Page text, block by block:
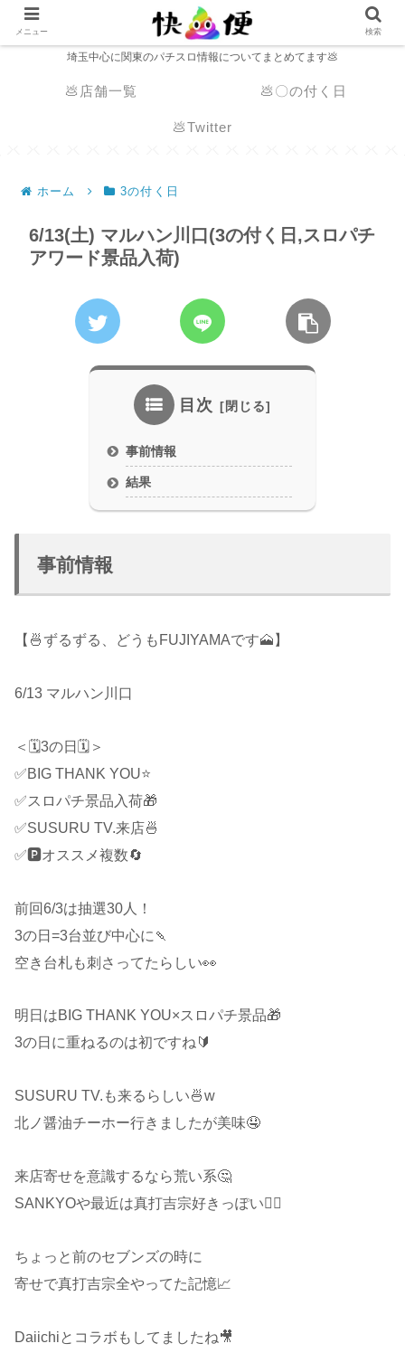
埼玉中心に関東のパチスロ情報についてまとめてます💩
💩店舗一覧 💩〇の付く日
💩Twitter
ホーム 3の付く日
6/13(土) マルハン川口(3の付く日,スロパチ
アワード景品入荷)
目次
事前情報
結果
事前情報
【🍜ずるずる、どうもFUJIYAMAです🗻】
6/13 マルハン川口
＜🗓3の日🗓＞
✅BIG THANK YOU⭐️
✅スロパチ景品入荷🎁
✅SUSURU TV.来店🍜
✅🅿️オススメ複数🔄
前回6/3は抽選30人！
3の日=3台並び中心に🍡
空き台札も刺さってたらしい👀
明日はBIG THANK YOU×スロパチ景品🎁
3の日に重ねるのは初ですね🔰
SUSURU TV.も来るらしい🍜w
北ノ醤油チーホー行きましたが美味🤤
来店寄せを意識するなら荒い系🤔
SANKYOや最近は真打吉宗好きっぽい🙋‍♂️
ちょっと前のセブンズの時に
寄せで真打吉宗全やってた記憶📈
Daiichiとコラボもしてましたね🎥
メニュー 検索